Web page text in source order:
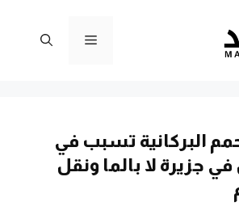
القائمة
البركانية تسبب في
جزيرة لا بالما ونقل